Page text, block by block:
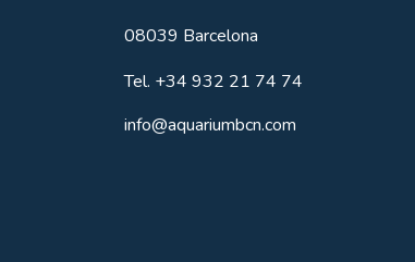
08039 Barcelona
Tel. +34 932 21 74 74
info@aquariumbcn.com